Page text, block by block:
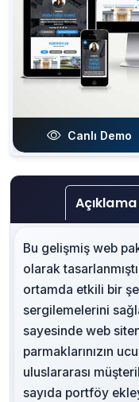
Canlı Demo
Açıklama
Bu gelişmiş web
olarak
ortamda etkili bir
sergilemelerini
sayesinde web
parmaklarınızın
uluslararası
sayıda portföy